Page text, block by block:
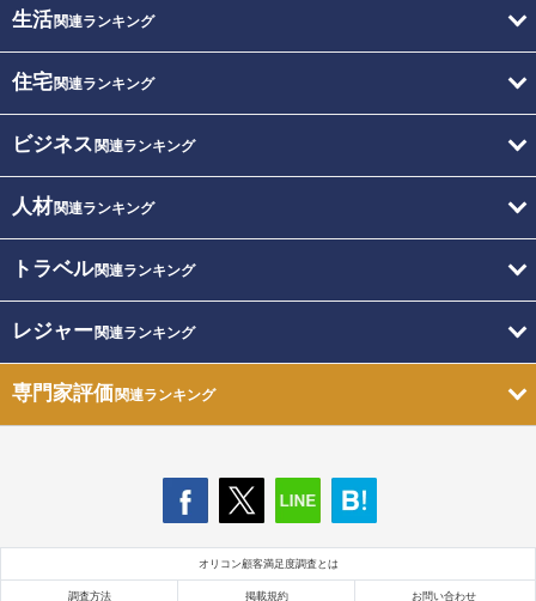
生活関連ランキング
住宅関連ランキング
ビジネス 関連ランキング
人材関連ランキング
トラベル関連ランキング
レジャー関連ランキング
専門家評価関連ランキング
オリコン顧客満足度調査とは
調査方法 掲載規約 お問い合わせ